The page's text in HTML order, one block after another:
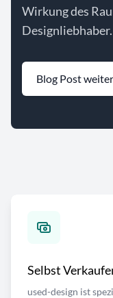
Wirkung des
Designliebhaber.
Blog Post
Selbst
used-design ist